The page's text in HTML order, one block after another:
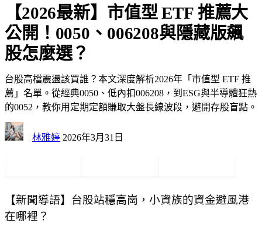
【2026最新】市值型 ETF 推薦大
公開！0050、006208與隱藏版飆
股怎麼選？
台股高檔震盪該買誰？本文深度解析2026年「市值型 ETF 推
薦」名單。從經典0050、低內扣006208，到ESG與半導體狂熱
的0052，教你用定期定額賺取大盤長線波段，避開存股盲點。
林雅婷 2026年3月31日
【新聞導語】台股站穩高崗，小資族的資金避風港
在哪裡？